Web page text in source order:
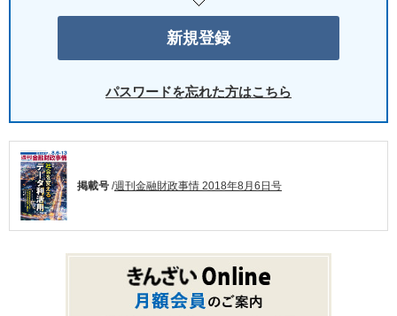
パスワードを忘れた方はこちら
掲載号 /週刊金融財政事情 2018年8月6日号